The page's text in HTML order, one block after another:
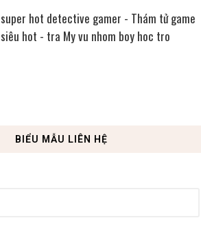
super hot detective gamer - Thám tử game
siêu hot - tra My vu nhom boy hoc tro
BIỂU MẪU LIÊN HỆ